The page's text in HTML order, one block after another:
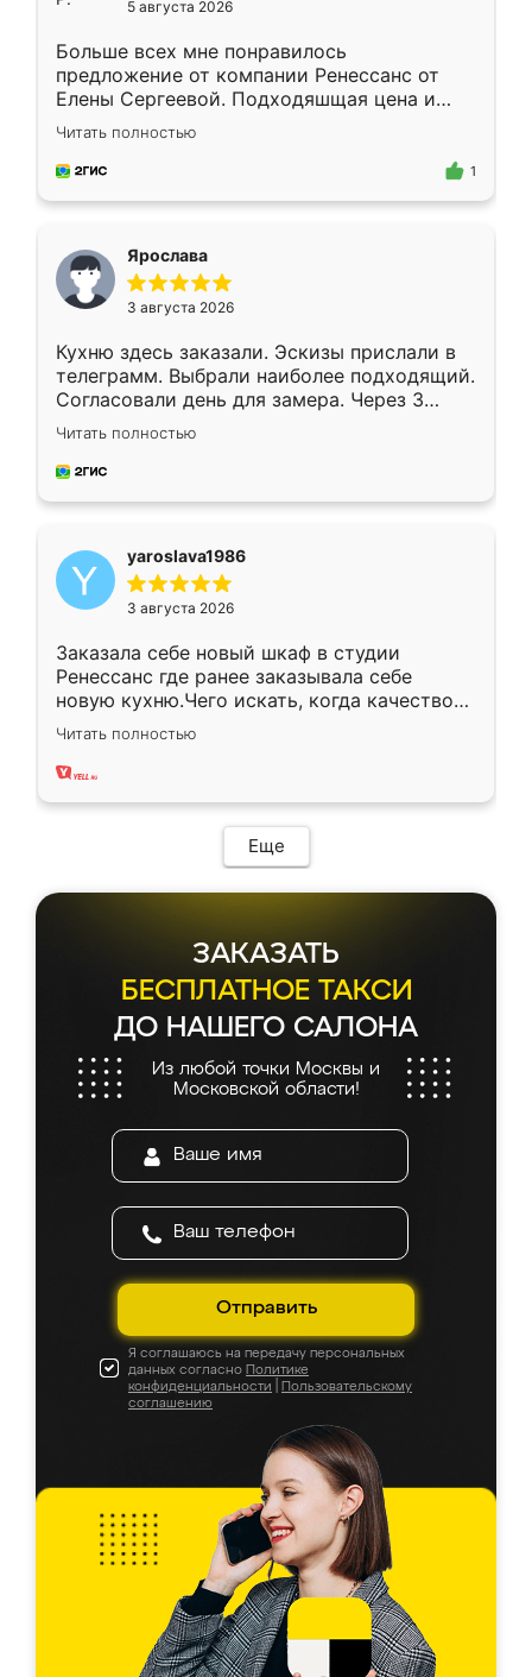
5 августа 2026
Больше всех мне понравилось
предложение от компании Ренессанс от
Елены Сергеевой. Подходяшщая цена и
короткие сроки изготовления. Приехавший
для замера сотрудник Владислав
предложил по моему эскизу самый
Читать полностью
1
Ярослава
3 августа 2026
Кухню здесь заказали. Эскизы прислали в
телеграмм. Выбрали наиболее подходящий.
Согласовали день для замера. Через 3
недели кухня была уже готова. Остались
довольны работой. Спасибо Ренессанс
мебель за качественную работу!
Читать полностью
yaroslava1986
3 августа 2026
Заказала себе новый шкаф в студии
Ренессанс где ранее заказывала себе
новую кухню.Чего искать, когда качеством
вполне довольна. Служит кухня уже почти
два года, нареканий нет.
Читать полностью
Еще
ЗАКАЗАТЬ
БЕСПЛАТНОЕ ТАКСИ
ДО НАШЕГО САЛОНА
Из любой точки Москвы и
Московской области!
Отправить
Я соглашаюсь на передачу персональных
данных согласно Политике
конфиденциальности
Пользовательскому
соглашению